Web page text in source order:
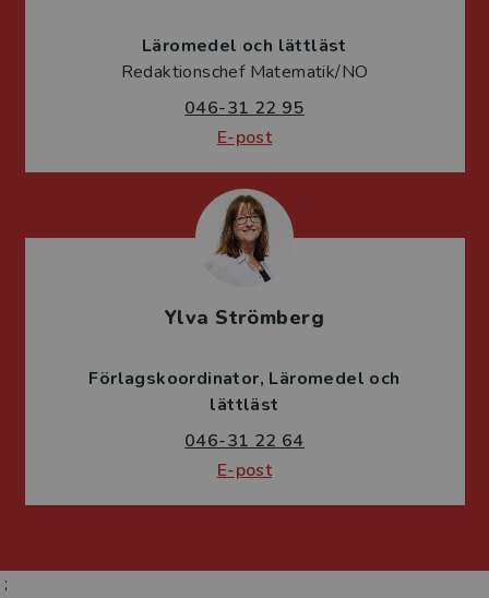
Läromedel och lättläst
Redaktionschef Matematik/NO
046-31 22 95
E-post
Ylva Strömberg
Förlagskoordinator Läromedel och
lättläst
046-31 22 64
E-post
;